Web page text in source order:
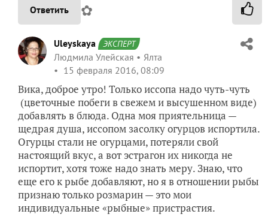
Ответить ✿
Uleyskaya ЭКСПЕРТ
Людмила Улейская
Ялта
15 февраля 2016, 08:09
Вика, доброе утро! Только иссопа надо чуть-чуть
(цветочные побеги в свежем и высушенном виде)
добавлять в блюда. Одна моя приятельница —
щедрая душа, иссопом засолку огурцов испортила.
Огурцы стали не огурцами, потеряли свой
настоящий вкус, а вот эстрагон их никогда не
испортит, хотя тоже надо знать меру. Знаю, что
еще его к рыбе добавляют, но я в отношении рыбы
признаю только розмарин — это мои
индивидуальные «рыбные» пристрастия.